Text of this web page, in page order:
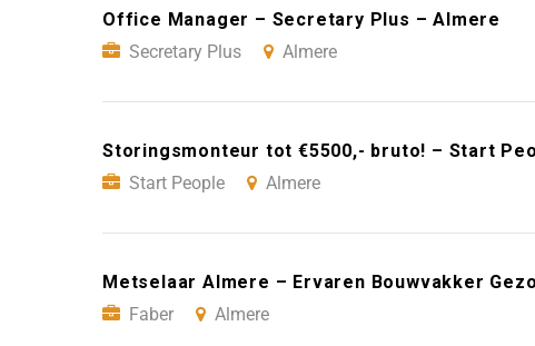
Office Manager – Secretary Plus – Almere
Secretary Plus
Almere
Storingsmonteur tot €5500,- bruto! – Start
Start People
Almere
Metselaar Almere – Ervaren Bouwvakker
Faber
Almere